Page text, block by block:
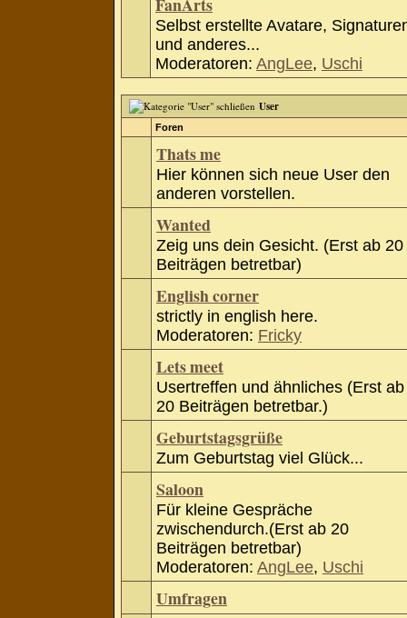
Selbst erstellte Avatare,
und anderes...
Moderatoren: AngLee, Uschi
User
Foren
Thats me
Hier können sich neue User den
anderen vorstellen.
Wanted
Zeig uns dein Gesicht. (Erst ab 20
Beiträgen betretbar)
English corner
strictly in english here.
Moderatoren: Fricky
Lets meet
Usertreffen und ähnliches (Erst ab
20 Beiträgen betretbar.)
Geburtstagsgrüße
Zum Geburtstag viel Glück...
Saloon
Für kleine Gespräche
zwischendurch.(Erst ab 20
Beiträgen betretbar)
Moderatoren: AngLee, Uschi
Umfragen